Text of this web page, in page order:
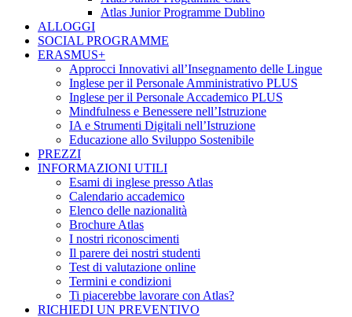
Atlas Junior Programme Dublino
ALLOGGI
SOCIAL PROGRAMME
ERASMUS+
Approcci Innovativi all’Insegnamento delle Lingue
Inglese per il Personale Amministrativo PLUS
Inglese per il Personale Accademico PLUS
Mindfulness e Benessere nell’Istruzione
IA e Strumenti Digitali nell’Istruzione
Educazione allo Sviluppo Sostenibile
PREZZI
INFORMAZIONI UTILI
Esami di inglese presso Atlas
Calendario accademico
Elenco delle nazionalità
Brochure Atlas
I nostri riconoscimenti
Il parere dei nostri studenti
Test di valutazione online
Termini e condizioni
Ti piacerebbe lavorare con Atlas?
RICHIEDI UN PREVENTIVO